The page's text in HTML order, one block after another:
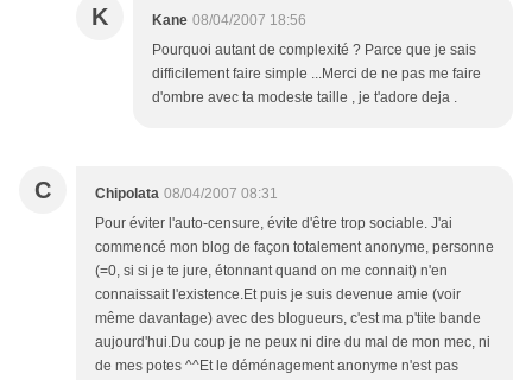
K Kane 08/04/2007 18:56
Pourquoi autant de complexité ? Parce que je sais
difficilement faire simple ...Merci de ne pas me faire
d'ombre avec ta modeste taille , je t'adore deja .
C Chipolata 08/04/2007 08:31
Pour éviter l'auto-censure, évite d'être trop sociable. J'ai
commencé mon blog de façon totalement anonyme, personne
(=0, si si je te jure, étonnant quand on me connait) n'en
connaissait l'existence.Et puis je suis devenue amie (voir
même davantage) avec des blogueurs, c'est ma p'tite bande
aujourd'hui.Du coup je ne peux ni dire du mal de mon mec, ni
de mes potes ^^Et le déménagement anonyme n'est pas